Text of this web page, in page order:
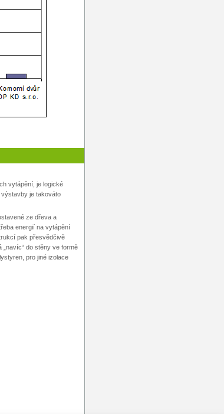
vytápění, je logické
je takováto
ze dřeva a
energií na vytápění
pak přesvědčivě
do stěny ve formě
pro jiné izolace